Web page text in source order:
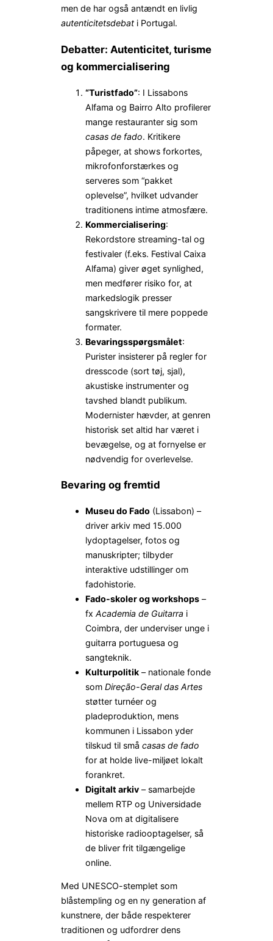
men de har også antændt en livlig
autenticitetsdebat i Portugal.
Debatter: Autenticitet, turisme
og kommercialisering
“Turistfado”: I Lissabons
Alfama og Bairro Alto profilerer
mange restauranter sig som
casas de fado. Kritikere
påpeger, at shows forkortes,
mikrofonforstærkes og
serveres som “pakket
oplevelse”, hvilket udvander
traditionens intime atmosfære.
Kommercialisering:
Rekordstore streaming-tal og
festivaler (f.eks. Festival Caixa
Alfama) giver øget synlighed,
men medfører risiko for, at
markedslogik presser
sangskrivere til mere poppede
formater.
Bevaringsspørgsmålet:
Purister insisterer på regler for
dresscode (sort tøj, sjal),
akustiske instrumenter og
tavshed blandt publikum.
Modernister hævder, at genren
historisk set altid har været i
bevægelse, og at fornyelse er
nødvendig for overlevelse.
Bevaring og fremtid
Museu do Fado (Lissabon) –
driver arkiv med 15.000
lydoptagelser, fotos og
manuskripter; tilbyder
interaktive udstillinger om
fadohistorie.
Fado-skoler og workshops –
fx Academia de Guitarra i
Coimbra, der underviser unge i
guitarra portuguesa og
sangteknik.
Kulturpolitik – nationale fonde
som Direção-Geral das Artes
støtter turnéer og
pladeproduktion, mens
kommunen i Lissabon yder
tilskud til små casas de fado
for at holde live-miljøet lokalt
forankret.
Digitalt arkiv – samarbejde
mellem RTP og Universidade
Nova om at digitalisere
historiske radiooptagelser, så
de bliver frit tilgængelige
online.
Med UNESCO-stemplet som
blåstempling og en ny generation af
kunstnere, der både respekterer
traditionen og udfordrer dens